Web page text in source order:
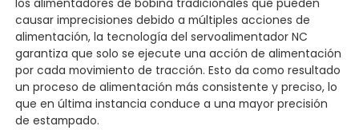
los alimentadores de bobina tradicionales que pueden
causar imprecisiones debido a múltiples acciones de
alimentación, la tecnología del servoalimentador NC
garantiza que solo se ejecute una acción de alimentación
por cada movimiento de tracción. Esto da como resultado
un proceso de alimentación más consistente y preciso, lo
que en última instancia conduce a una mayor precisión
de estampado.